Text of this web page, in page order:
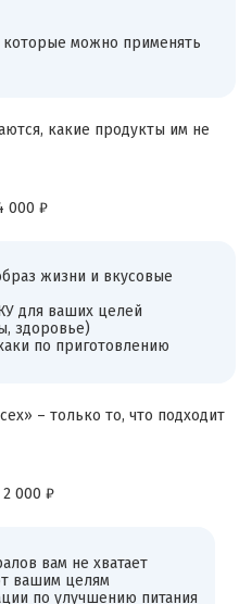
можно применять
какие продукты им не
000 ₽
жизни и вкусовые
для ваших целей
здоровье)
по приготовлению
– только то, что подходит
000 ₽
вам не хватает
вашим целям
по улучшению питания